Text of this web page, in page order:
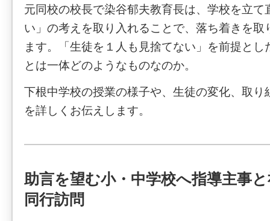
元同校の校長で染谷郁夫教育長は、学校を立て
い」の考えを取り入れることで、落ち着きを取
ます。「生徒を１人も見捨てない」を前提とし
とは一体どのようなものなのか。
下根中学校の授業の様子や、生徒の変化、取り
を詳しくお伝えします。
助言を望む小・中学校へ指導主事
同行訪問